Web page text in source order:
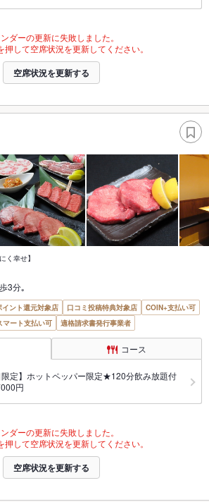
ダーの更新に失敗しました。
押して空席状況を更新してください。
空席状況を更新する
く幸せ】
3分｡
イント還元対象店 口コミ投稿特典対象店
COIN+支払い可
マート支払い可 適格請求書発行事業者
コース
限定】ホットペッパー限定★120分飲み放題付
円
ダーの更新に失敗しました。
押して空席状況を更新してください。
空席状況を更新する